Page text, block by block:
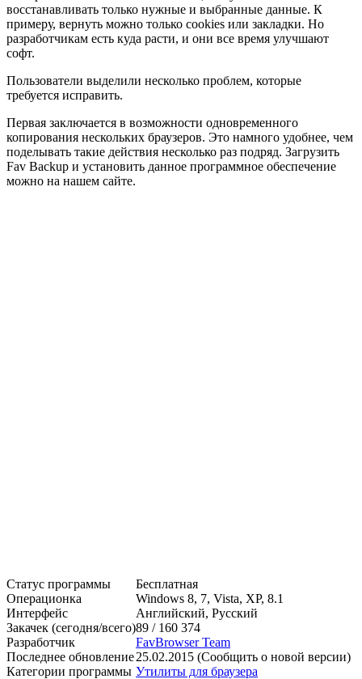
восстанавливать только нужные и выбранные данные. К
примеру, вернуть можно только cookies или закладки. Но
разработчикам есть куда расти, и они все время улучшают
софт.
Пользователи выделили несколько проблем, которые
требуется исправить.
Первая заключается в возможности одновременного
копирования нескольких браузеров. Это намного удобнее, чем
поделывать такие действия несколько раз подряд. Загрузить
Fav Backup и установить данное программное обеспечение
можно на нашем сайте.
Статус программы
Бесплатная
Операционка
Windows 8, 7, Vista, XP, 8.1
Интерфейс
Английский, Русский
Закачек (сегодня/всего)89 / 160 374
Разработчик
FavBrowser Team
Последнее обновление25.02.2015 (Сообщить о новой версии)
Категории программы Утилиты для браузера